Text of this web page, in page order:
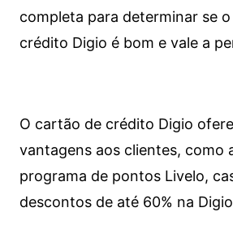
completa para determinar se
crédito Digio é bom e vale a
O cartão de crédito Digio
vantagens aos clientes, como
programa de pontos Livelo,
descontos de até 60% na